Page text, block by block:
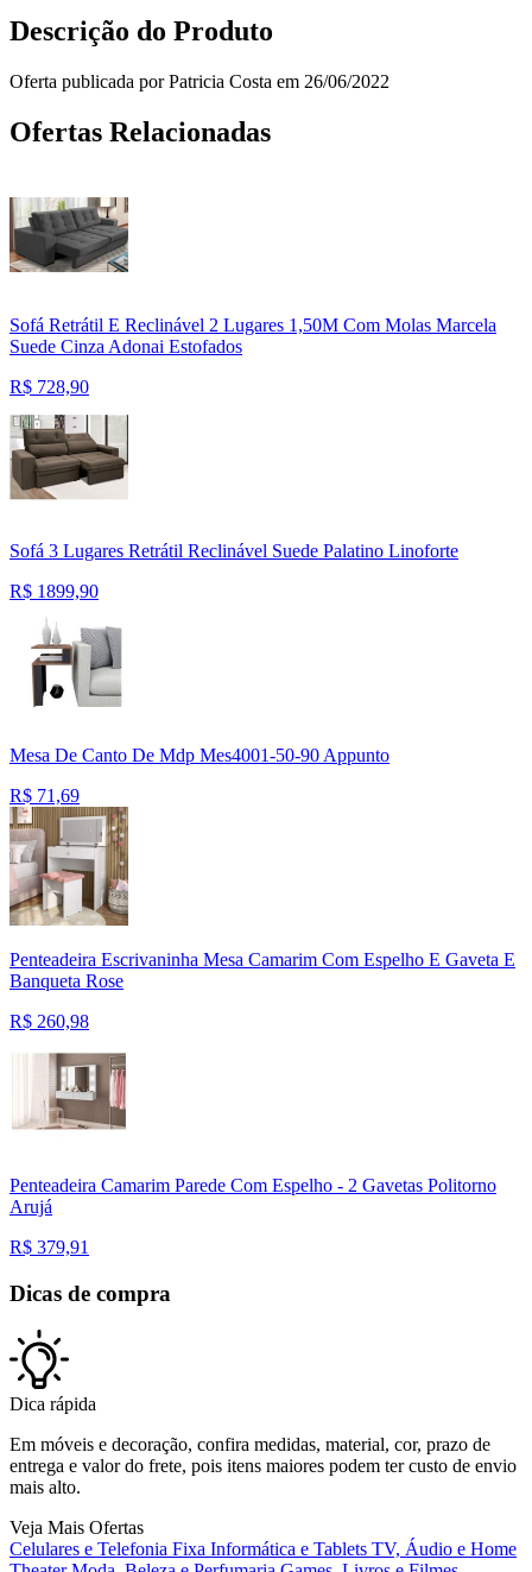
Descrição do Produto
Oferta publicada por Patricia Costa em 26/06/2022
Ofertas Relacionadas
Sofá Retrátil E Reclinável 2 Lugares 1,50M Com Molas Marcela
Suede Cinza Adonai Estofados
R$ 728,90
Sofá 3 Lugares Retrátil Reclinável Suede Palatino Linoforte
R$ 1899,90
Mesa De Canto De Mdp Mes4001-50-90 Appunto
R$ 71,69
Penteadeira Escrivaninha Mesa Camarim Com Espelho E Gaveta E
Banqueta Rose
R$ 260,98
Penteadeira Camarim Parede Com Espelho - 2 Gavetas Politorno
Arujá
R$ 379,91
Dicas de compra
Dica rápida
Em móveis e decoração, confira medidas, material, cor, prazo de
entrega e valor do frete, pois itens maiores podem ter custo de envio
mais alto.
Veja Mais Ofertas
Celulares e Telefonia Fixa Informática e Tablets TV, Áudio e Home